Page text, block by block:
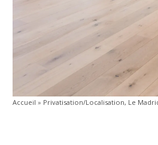
Accueil » Privatisation/Localisation, Le